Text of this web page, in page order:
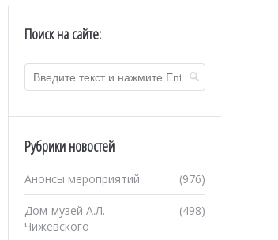
Поиск на сайте:
Рубрики новостей
(976)
Анонсы мероприятий
(498)
Дом-музей А.Л.
Чижевского